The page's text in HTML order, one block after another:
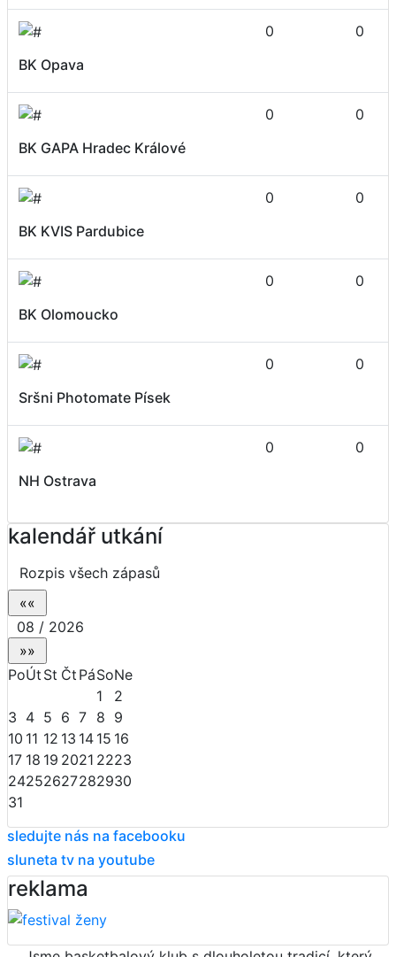
BK Opava
0 0
BK GAPA Hradec Králové
0 0
BK KVIS Pardubice
0 0
BK Olomoucko
0 0
Sršni Photomate Písek
0 0
NH Ostrava
0 0
kalendář utkání
Rozpis všech zápasů
08 / 2026
PoÚt St Čt PáSoNe
1
2
3 4 5 6 7 8 9
10 11 12 13 14 15 16
17 18 19 2021 2223
24252627282930
31
sledujte nás na facebooku
sluneta tv na youtube
reklama